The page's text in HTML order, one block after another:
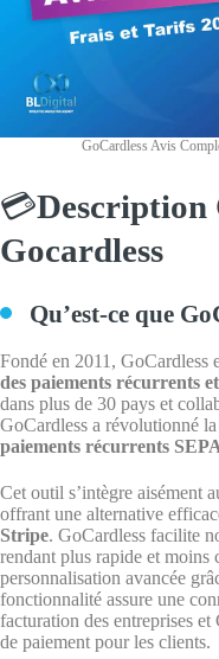
GoCardless Avis
💳Description
Gocardless
Qu’est-ce que
Fondé en 2011, GoCardless
des paiements récurrents
dans plus de 30 pays et
GoCardless a révolutionné
paiements récurrents
Cet outil s’intègre aisément
offrant une alternative
Stripe. GoCardless facilite
rendant plus rapide et moins
personnalisation avancée
fonctionnalité assure une
facturation des entreprises
de paiement pour les clients.